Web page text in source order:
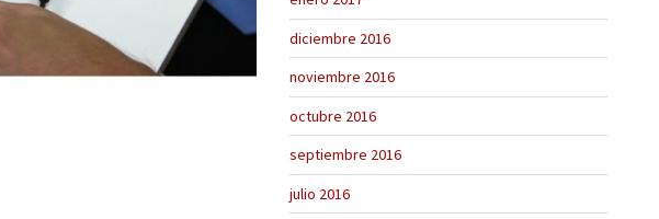
diciembre 2016
noviembre 2016
octubre 2016
septiembre 2016
julio 2016